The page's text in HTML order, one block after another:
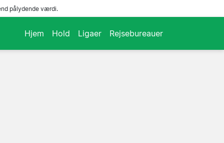
pålydende værdi.
Hjem Hold Ligaer Rejsebureauer